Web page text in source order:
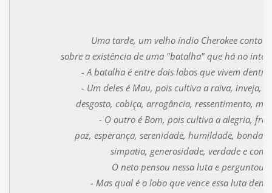
Uma tarde, um velho índio Cherokee contou
sobre a existência de uma "batalha" que há no
- A batalha é entre dois lobos que vivem
- Um deles é Mau, pois cultiva a raiva, inveja,
desgosto, cobiça, arrogância, ressentimento,
- O outro é Bom, pois cultiva a alegria,
paz, esperança, serenidade, humildade,
simpatia, generosidade, verdade e
O neto pensou nessa luta e perguntou
- Mas qual é o lobo que vence essa luta